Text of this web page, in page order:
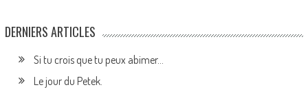
DERNIERS ARTICLES
Si tu crois que tu peux abimer…
Le jour du Petek.